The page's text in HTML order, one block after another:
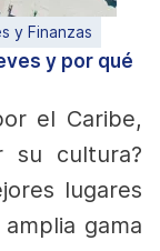
y Finanzas
y por qué
el Caribe,
su cultura?
lugares
gama